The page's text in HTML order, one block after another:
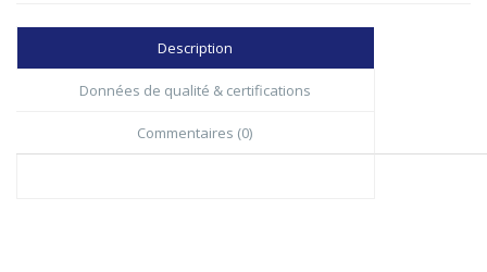
Description
Données de qualité & certifications
Commentaires (0)